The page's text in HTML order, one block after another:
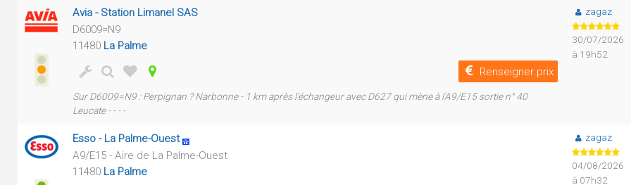
Avia - Station Limanel SAS
D6009=N9
11480 La Palme
Renseigner prix
Sur D6009=N9 : Perpignan ? Narbonne - 1 km après l'échangeur avec D627 qui mène à l'A9/E15 sortie n° 40
Leucate - - - -
zagaz
30/07/2026
à 19h52
Esso - La Palme-Ouest
A9/E15 - Aire de La Palme-Ouest
11480 La Palme
zagaz
04/08/2026
à 07h32